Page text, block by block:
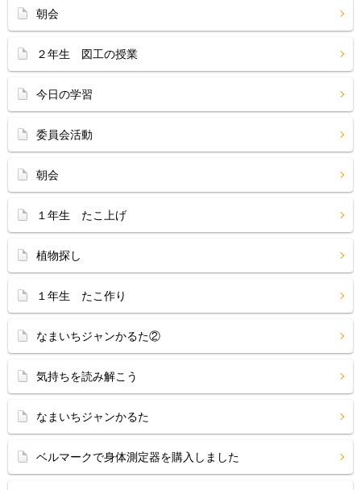
朝会
２年生 図工の授業
今日の学習
委員会活動
朝会
１年生 たこ上げ
植物探し
１年生 たこ作り
なまいちジャンかるた②
気持ちを読み解こう
なまいちジャンかるた
ベルマークで身体測定器を購入しました